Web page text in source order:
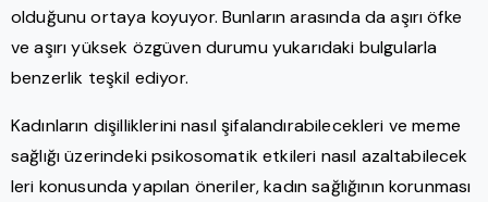
olduğunu ortaya koyuyor. Bunların arasında da aşırı öfke
ve aşırı yüksek özgüven durumu yukarıdaki bulgularla
benzerlik teşkil ediyor.
Kadınların dişilliklerini nasıl şifalandırabilecekleri ve meme
sağlığı üzerindeki psikosomatik etkileri nasıl azaltabilecek
leri konusunda yapılan öneriler, kadın sağlığının korunması